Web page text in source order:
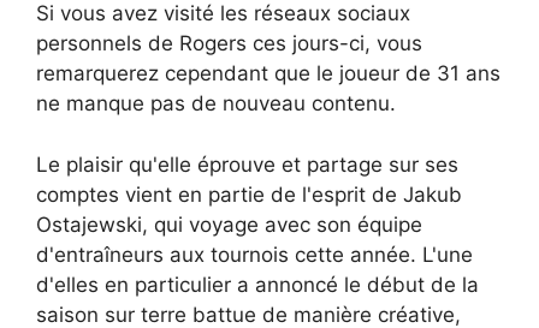
Si vous avez visité les réseaux sociaux
personnels de Rogers ces jours-ci, vous
remarquerez cependant que le joueur de 31 ans
ne manque pas de nouveau contenu.
Le plaisir qu'elle éprouve et partage sur ses
comptes vient en partie de l'esprit de Jakub
Ostajewski, qui voyage avec son équipe
d'entraîneurs aux tournois cette année. L'une
d'elles en particulier a annoncé le début de la
saison sur terre battue de manière créative,